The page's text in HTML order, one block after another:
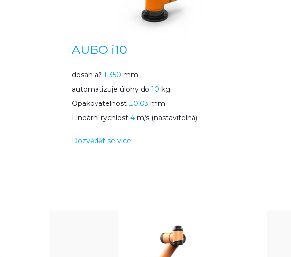
AUBO i10
dosah až 1 350 mm
automatizuje úlohy do 10 kg
Opakovatelnost ±0,03 mm
Lineární rychlost 4m/s (nastavitelná)
Dozvědět se více